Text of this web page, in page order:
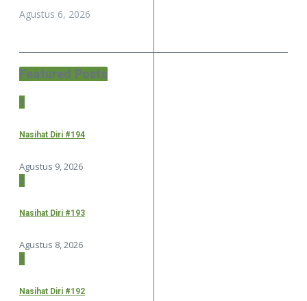
Agustus 6, 2026
Featured Posts
1
Nasihat Diri #194
Agustus 9, 2026
2
Nasihat Diri #193
Agustus 8, 2026
3
Nasihat Diri #192